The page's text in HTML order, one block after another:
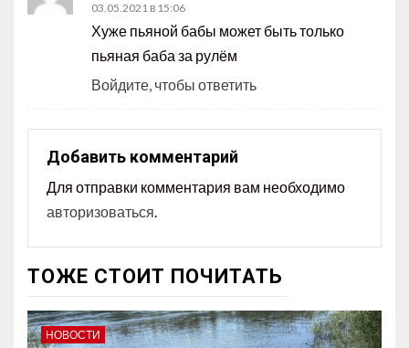
03.05.2021 в 15:06
Хуже пьяной бабы может быть только
пьяная баба за рулём
Войдите, чтобы ответить
Добавить комментарий
Для отправки комментария вам необходимо
авторизоваться.
ТОЖЕ СТОИТ ПОЧИТАТЬ
НОВОСТИ